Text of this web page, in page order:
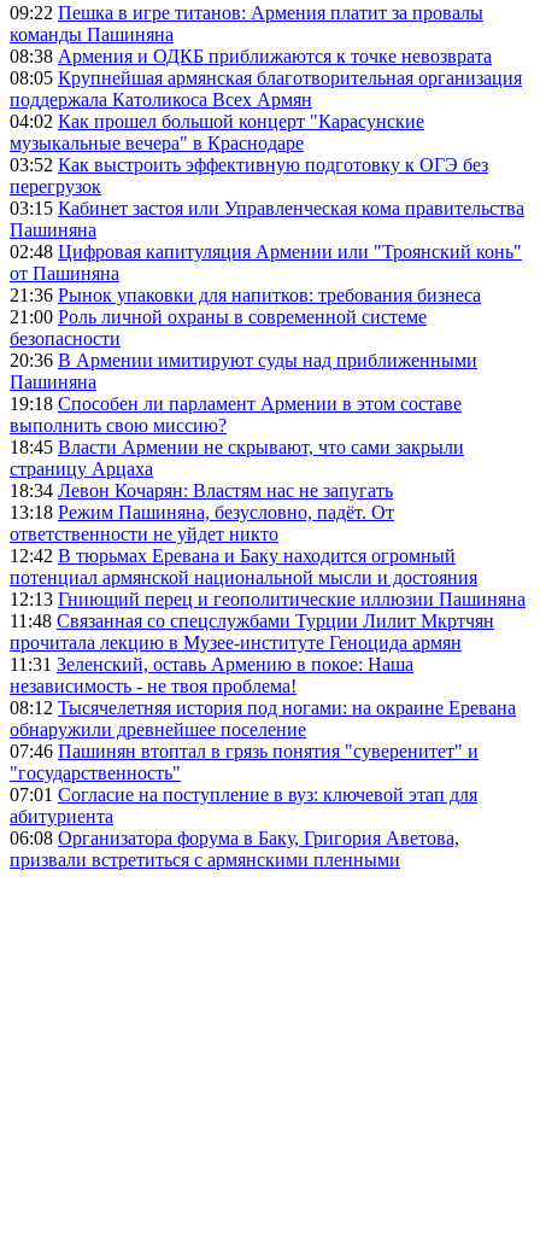
09:22 Пешка в игре титанов: Армения платит за провалы
команды Пашиняна
08:38 Армения и ОДКБ приближаются к точке невозврата
08:05 Крупнейшая армянская благотворительная организация
поддержала Католикоса Всех Армян
04:02 Как прошел большой концерт "Карасунские
музыкальные вечера" в Краснодаре
03:52 Как выстроить эффективную подготовку к ОГЭ без
перегрузок
03:15 Кабинет застоя или Управленческая кома правительства
Пашиняна
02:48 Цифровая капитуляция Армении или "Троянский конь"
от Пашиняна
21:36 Рынок упаковки для напитков: требования бизнеса
21:00 Роль личной охраны в современной системе
безопасности
20:36 В Армении имитируют суды над приближенными
Пашиняна
19:18 Способен ли парламент Армении в этом составе
выполнить свою миссию?
18:45 Власти Армении не скрывают, что сами закрыли
страницу Арцаха
18:34 Левон Кочарян: Властям нас не запугать
13:18 Режим Пашиняна, безусловно, падёт. От
ответственности не уйдет никто
12:42 В тюрьмах Еревана и Баку находится огромный
потенциал армянской национальной мысли и достояния
12:13 Гниющий перец и геополитические иллюзии Пашиняна
11:48 Связанная со спецслужбами Турции Лилит Мкртчян
прочитала лекцию в Музее-институте Геноцида армян
11:31 Зеленский, оставь Армению в покое: Наша
независимость - не твоя проблема!
08:12 Тысячелетняя история под ногами: на окраине Еревана
обнаружили древнейшее поселение
07:46 Пашинян втоптал в грязь понятия "суверенитет" и
"государственность"
07:01 Согласие на поступление в вуз: ключевой этап для
абитуриента
06:08 Организатора форума в Баку, Григория Аветова,
призвали встретиться с армянскими пленными